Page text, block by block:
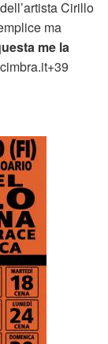
Cirillo
ma
me la